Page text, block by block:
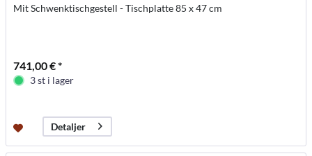
Mit Schwenktischgestell - Tischplatte 85 x 47 cm
741,00 € *
3 st i lager
Detaljer